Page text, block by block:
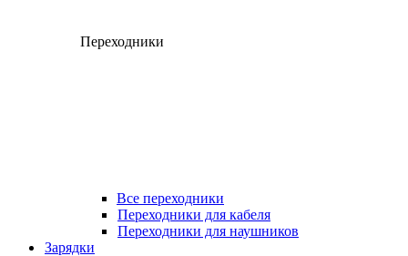
Переходники
Все переходники
Переходники для кабеля
Переходники для наушников
Зарядки